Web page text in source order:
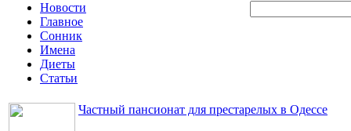
Новости
Главное
Сонник
Имена
Диеты
Статьи
Частный пансионат для престарелых в Одессе